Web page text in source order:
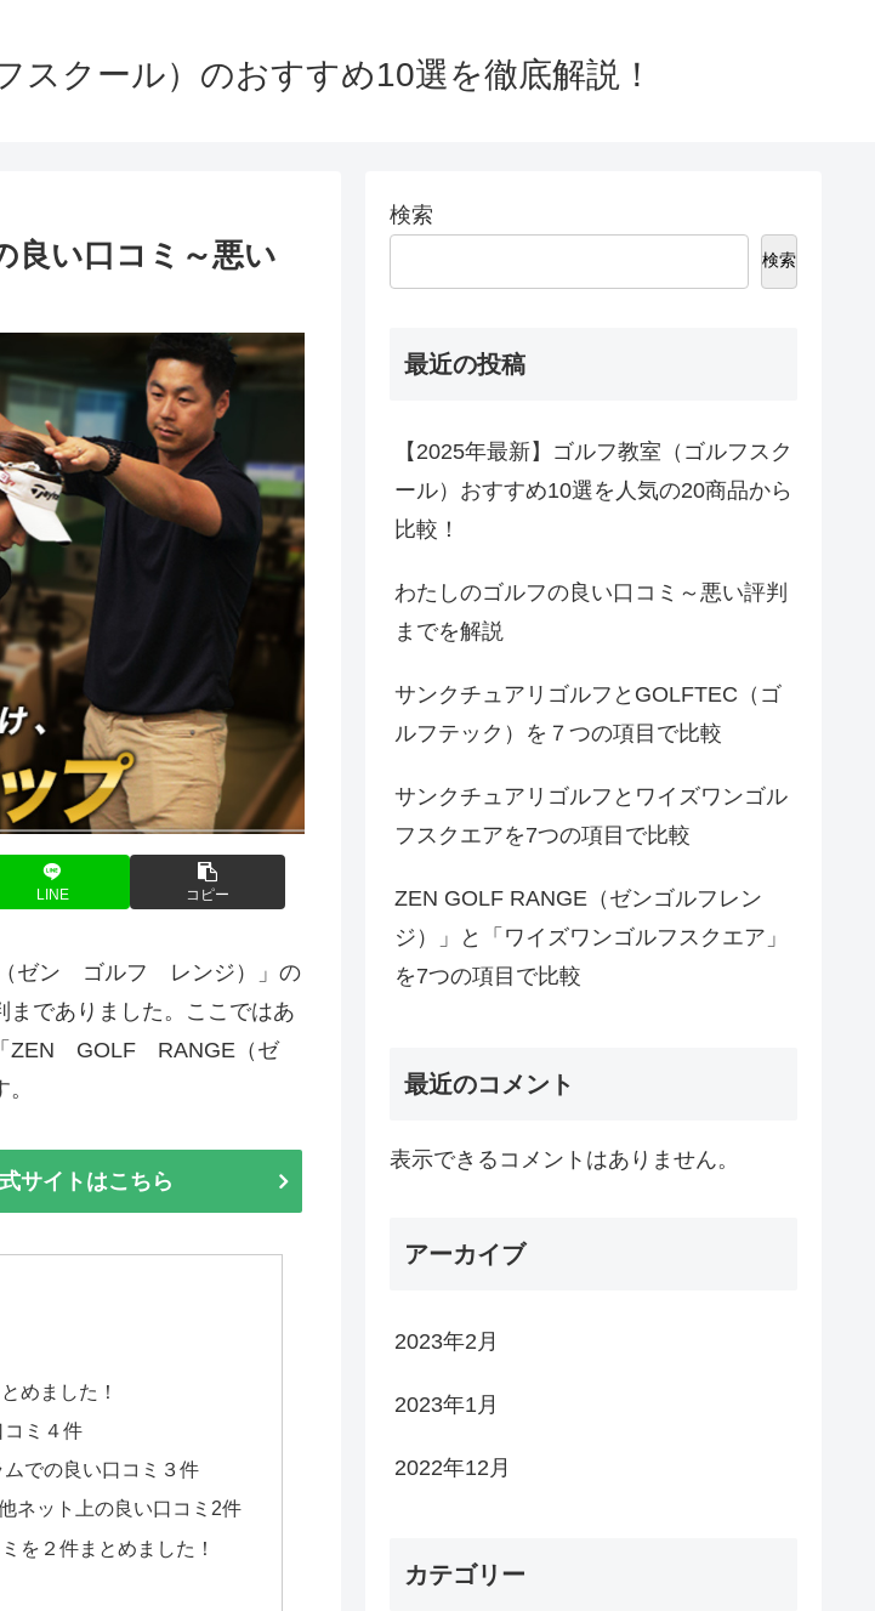
スクール）のおすすめ10選を徹底解説！
い口コミ～悪い
LINE コピー
ゼン ゴルフ レンジ）」の
までありました。ここではあ
「ZEN GOLF RANGE（ゼ
イトはこちら
ました！
ミ４件
での良い口コミ３件
ット上の良い口コミ2件
２件まとめました！
検索
検索
最近の投稿
【2025年最新】ゴルフ教室（ゴルフスク
ール）おすすめ10選を人気の20商品から
比較！
わたしのゴルフの良い口コミ～悪い評判
までを解説
サンクチュアリゴルフとGOLFTEC（ゴ
ルフテック）を７つの項目で比較
サンクチュアリゴルフとワイズワンゴル
フスクエアを7つの項目で比較
ZEN GOLF RANGE（ゼンゴルフレン
ジ）」と「ワイズワンゴルフスクエア」
を7つの項目で比較
最近のコメント
表示できるコメントはありません。
アーカイブ
2023年2月
2023年1月
2022年12月
カテゴリー